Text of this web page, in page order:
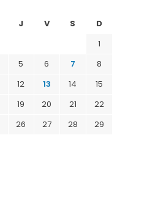
J V S
D
1
5 6 7
8
12 13 14
15
19 20 21
22
26 27 28
29